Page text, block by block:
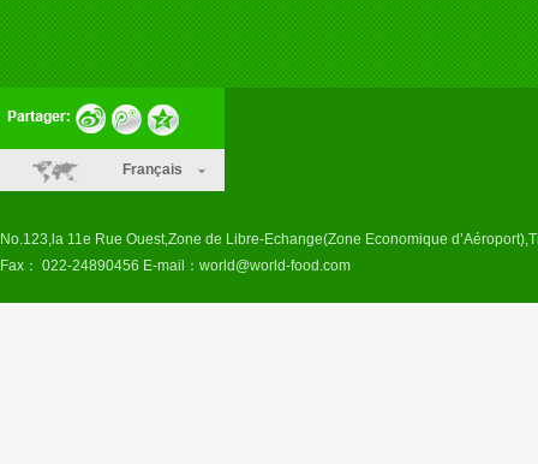
Français
No.123,la 11e Rue Ouest,Zone de Libre-Echange(Zone Economique
Fax： 022-24890456 E-mail： world@world-food.com